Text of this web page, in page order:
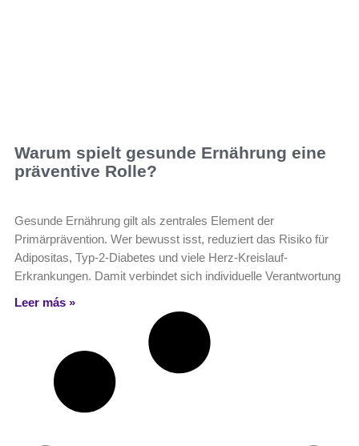
Warum spielt gesunde Ernährung eine
präventive Rolle?
Gesunde Ernährung gilt als zentrales Element der
Primärprävention. Wer bewusst isst, reduziert das Risiko für
Adipositas, Typ-2-Diabetes und viele Herz-Kreislauf-
Erkrankungen. Damit verbindet sich individuelle Verantwortung
Leer más »